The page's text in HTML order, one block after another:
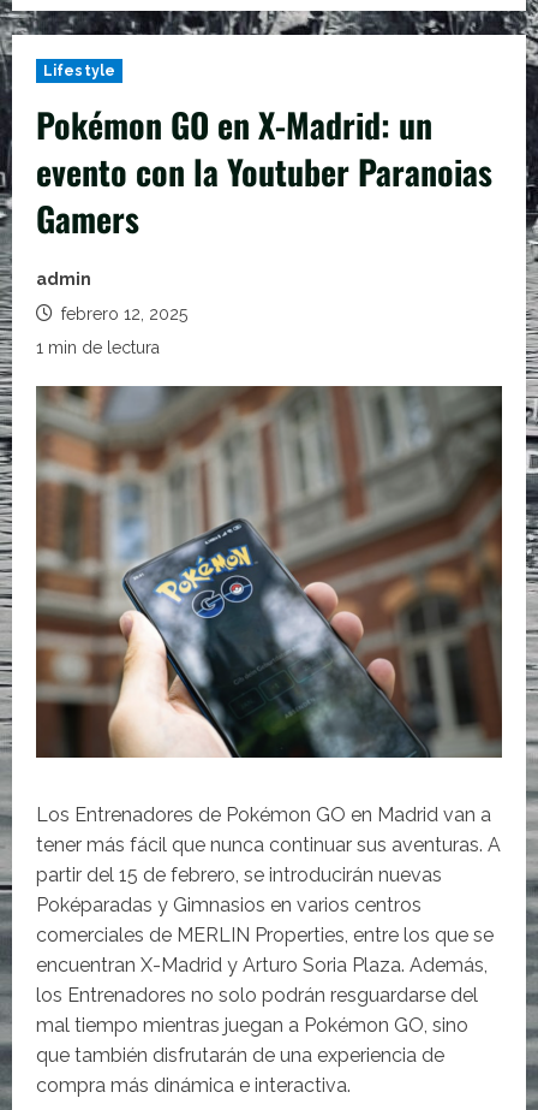
Lifestyle
Pokémon GO en X-Madrid: un
evento con la Youtuber Paranoias
Gamers
admin
febrero 12, 2025
1 min de lectura
Los Entrenadores de Pokémon GO en Madrid van a
tener más fácil que nunca continuar sus aventuras. A
partir del 15 de febrero, se introducirán nuevas
Poképaradas y Gimnasios en varios centros
comerciales de MERLIN Properties, entre los que se
encuentran X-Madrid y Arturo Soria Plaza. Además,
los Entrenadores no solo podrán resguardarse del
mal tiempo mientras juegan a Pokémon GO, sino
que también disfrutarán de una experiencia de
compra más dinámica e interactiva.